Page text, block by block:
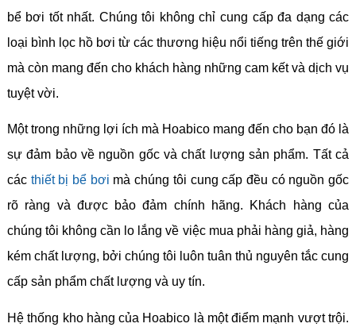
bể bơi tốt nhất. Chúng tôi không chỉ cung cấp đa dạng các
loại bình lọc hồ bơi từ các thương hiệu nổi tiếng trên thế giới
mà còn mang đến cho khách hàng những cam kết và dịch vụ
tuyệt vời.
Một trong những lợi ích mà Hoabico mang đến cho bạn đó là
sự đảm bảo về nguồn gốc và chất lượng sản phẩm. Tất cả
các thiết bị bể bơi mà chúng tôi cung cấp đều có nguồn gốc
rõ ràng và được bảo đảm chính hãng. Khách hàng của
chúng tôi không cần lo lắng về việc mua phải hàng giả, hàng
kém chất lượng, bởi chúng tôi luôn tuân thủ nguyên tắc cung
cấp sản phẩm chất lượng và uy tín.
Hệ thống kho hàng của Hoabico là một điểm mạnh vượt trội.